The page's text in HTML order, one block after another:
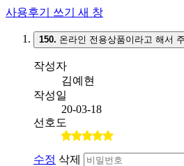
사용후기 쓰기 새 창
150. 온라인 전용상품이라고 해서
작성자
김예현
작성일
20-03-18
선호도
수정 삭제